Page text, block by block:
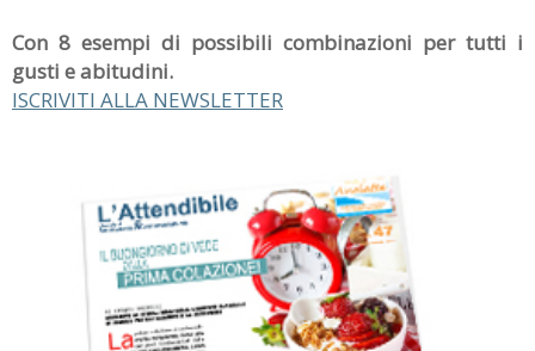
Con 8 esempi di possibili combinazioni per tutti i
gusti e abitudini.
ISCRIVITI ALLA NEWSLETTER